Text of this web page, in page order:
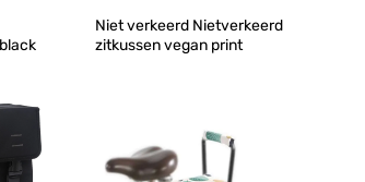
Niet verkeerd Nietverkeerd
zitkussen vegan print